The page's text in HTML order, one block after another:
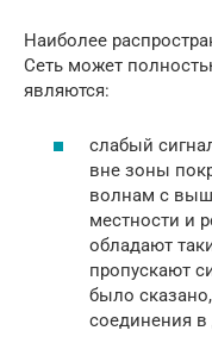
Наиболее
Сеть может
являются:
слабый
вне зоны
волнам с
местности и
обладают
пропускают
было
соединения в